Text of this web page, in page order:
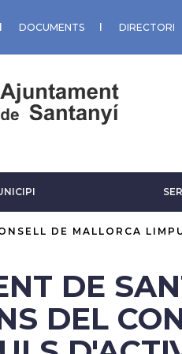
DOCUMENTS DIRECTORI
DE MALLORCA
DE
DEL